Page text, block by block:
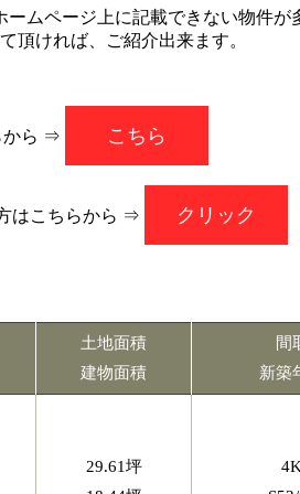
ムページ上に記載できない物件が
頂ければ、ご紹介出来ます。
から ⇒ こちら
はこちらから ⇒ クリック
土地面積
建物面積
間
新築
29.61坪